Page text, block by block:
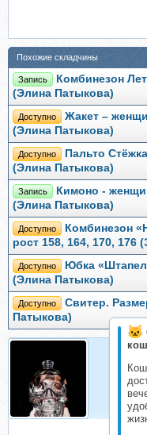
Похожие складчины
Запись
Комбинезон
(Элина Патыкова)
Доступно
Жакет –
(Элина Патыкова)
Доступно
Пальто
(Элина Патыкова)
Запись
Кимоно -
(Элина Патыкова)
Доступно
Комбинезон
рост 158, 164, 170, 176
Доступно
Юбка
(Элина Патыкова)
Доступно
Свитер.
Патыкова)